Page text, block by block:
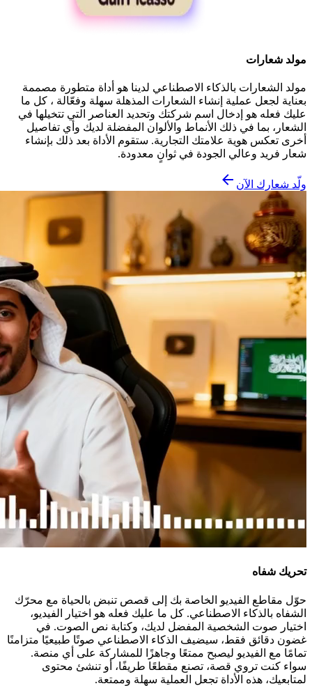
مولد شعارات
مولد الشعارات بالذكاء الاصطناعي لدينا هو أداة متطورة مصممة
بعناية لجعل عملية إنشاء الشعارات المذهلة سهلة وفعّالة ، كل ما
عليك فعله هو إدخال اسم شركتك وتحديد العناصر التي تتخيلها في
الشعار، بما في ذلك الأنماط والألوان المفضلة لديك وأي تفاصيل
أخرى تعكس هوية علامتك التجارية. ستقوم الأداة بعد ذلك بإنشاء
شعار فريد وعالي الجودة في ثوانٍ معدودة.
ولّد شعارك الآن
تحريك شفاه
حوّل مقاطع الفيديو الخاصة بك إلى قصص تنبض بالحياة مع محرّك
الشفاه بالذكاء الاصطناعي. كل ما عليك فعله هو اختيار الفيديو،
اختيار صوت الشخصية المفضل لديك، وكتابة نص الصوت. في
غضون دقائق فقط، سيضيف الذكاء الاصطناعي صوتًا طبيعيًا متزامنًا
تمامًا مع الفيديو ليصبح ممتعًا وجاهزًا للمشاركة على أي منصة.
سواء كنت تروي قصة، تصنع مقطعًا طريفًا، أو تنشئ محتوى
لمتابعيك، هذه الأداة تجعل العملية سهلة وممتعة.